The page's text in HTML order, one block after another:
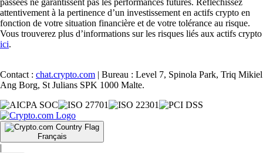
attentivement à la pertinence d’un investissement en actifs crypto en
fonction de votre situation financière et de votre tolérance au risque.
Vous trouverez plus d’informations sur les risques liés aux actifs crypto
ici.
Contact : chat.crypto.com | Bureau : Level 7, Spinola Park, Triq Mikiel
Ang Borg, St Julians SPK 1000 Malte.
Français
|